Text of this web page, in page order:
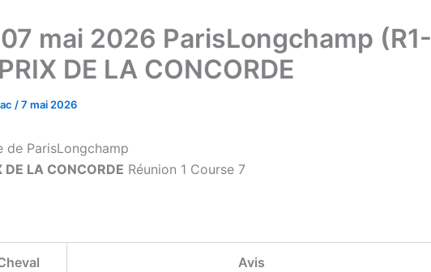
mai 2026 ParisLongchamp (R1-
DE LA CONCORDE
/7 mai 2026
de ParisLongchamp
DE LA CONCORDE Réunion 1 Course 7
Avis